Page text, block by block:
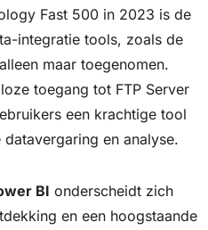
Fast 500 in 2023 is de
integratie tools, zoals de
maar toegenomen.
toegang tot FTP Server
een krachtige tool
en analyse.
BI onderscheidt zich
en een hoogstaande